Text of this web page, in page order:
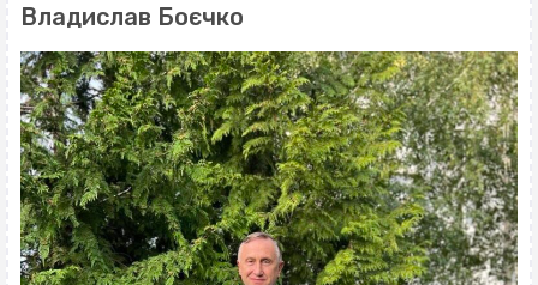
Владислав Боєчко